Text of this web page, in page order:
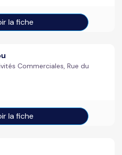
la fiche
Commerciales, Rue du
la fiche